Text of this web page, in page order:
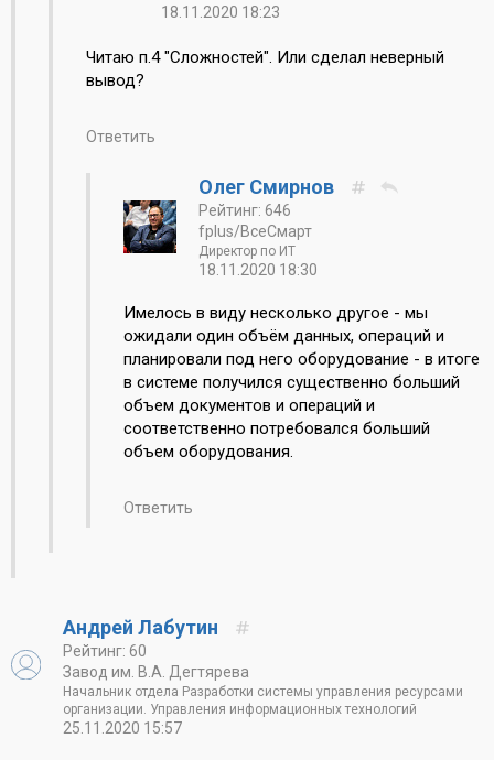
18.11.2020 18:23
Читаю п.4 "Сложностей". Или сделал неверный
вывод?
Ответить
Олег Смирнов
Рейтинг: 646
fplus/ВсеСмарт
Директор по ИТ
18.11.2020 18:30
Имелось в виду несколько другое - мы
ожидали один объём данных, операций и
планировали под него оборудование - в итоге
в системе получился существенно больший
объем документов и операций и
соответственно потребовался больший
объем оборудования.
Ответить
Андрей Лабутин
Рейтинг: 60
Завод им. В.А. Дегтярева
Начальник отдела Разработки системы управления ресурсами
организации. Управления информационных технологий
25.11.2020 15:57